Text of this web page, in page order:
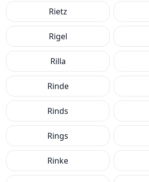
Rietz
Rigel
Rilla
Rinde
Rinds
Rings
Rinke